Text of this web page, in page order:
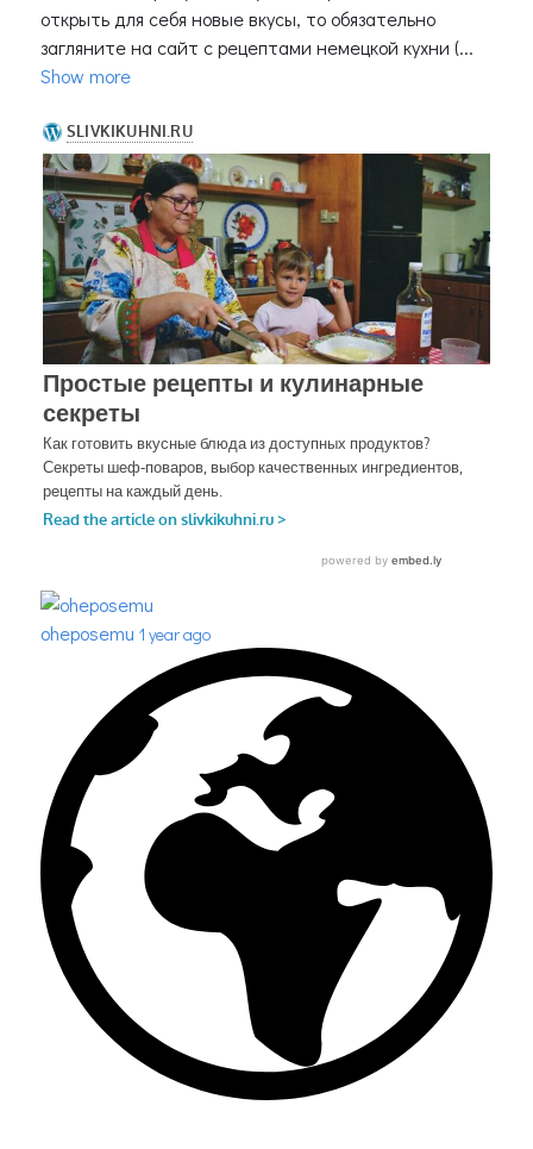
открыть для себя новые вкусы, то обязательно
загляните на сайт с рецептами немецкой кухни (...
Show more
oheposemu 1 year ago